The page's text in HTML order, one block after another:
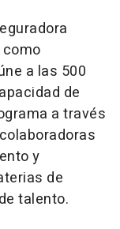
a las 500
de
a través
y
de
talento.